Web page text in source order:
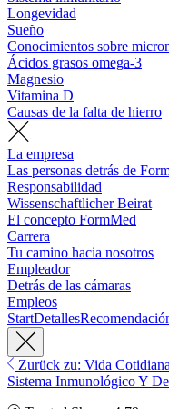
Longevidad
Sueño
Conocimientos sobre
Ácidos grasos omega-3
Magnesio
Vitamina D
Causas de la falta de hierro
La empresa
Las personas detrás de
Responsabilidad
Wissenschaftlicher Beirat
El concepto FormMed
Carrera
Tu camino hacia nosotros
Empleador
Detrás de las cámaras
Empleos
StartDetalles
Zurück zu: Vida
Sistema Inmunológico Y